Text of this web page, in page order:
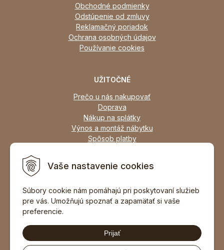
Vaše nastavenie cookies
Súbory cookie nám pomáhajú pri poskytovaní služieb
pre vás. Umožňujú spoznať a zapamätať si vaše
preferencie.
Prijať
Obchodné podmienky
Odstúpenie od zmluvy
Reklamačný poriadok
Ochrana osobných údajov
Používanie cookies
UŽITOČNÉ
Prečo u nás nakupovať
Doprava
Nákup na splátky
Výnos a montáž nábytku
Spôsob platby
Zariadime všetky typy interiérov
DOPORUČIŤ ZNÁMEMU